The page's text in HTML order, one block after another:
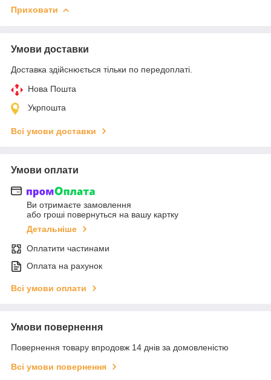
Приховати
Умови доставки
Доставка здійснюється тільки по передоплаті.
Нова Пошта
Укрпошта
Всі умови доставки
Умови оплати
Ви отримаєте замовлення
або гроші повернуться на вашу картку
Детальніше
Оплатити частинами
Оплата на рахунок
Всі умови оплати
Умови повернення
Повернення товару впродовж 14 днів за домовленістю
Всі умови повернення